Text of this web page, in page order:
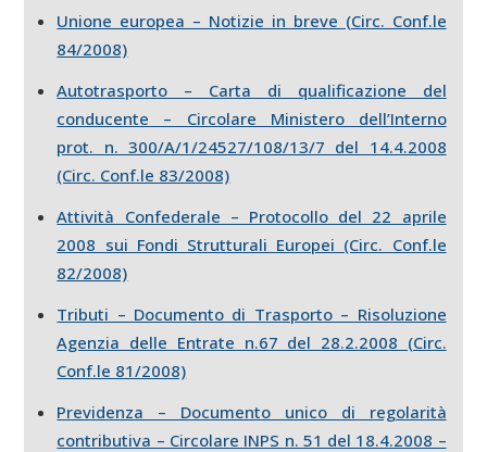
Unione europea – Notizie in breve (Circ. Conf.le
84/2008)
Autotrasporto – Carta di qualificazione del
conducente – Circolare Ministero dell’Interno
prot. n. 300/A/1/24527/108/13/7 del 14.4.2008
(Circ. Conf.le 83/2008)
Attività Confederale – Protocollo del 22 aprile
2008 sui Fondi Strutturali Europei (Circ. Conf.le
82/2008)
Tributi – Documento di Trasporto – Risoluzione
Agenzia delle Entrate n.67 del 28.2.2008 (Circ.
Conf.le 81/2008)
Previdenza – Documento unico di regolarità
contributiva – Circolare INPS n. 51 del 18.4.2008 –